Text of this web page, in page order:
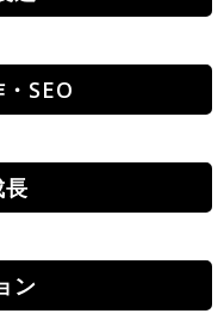
SEO
長
ン